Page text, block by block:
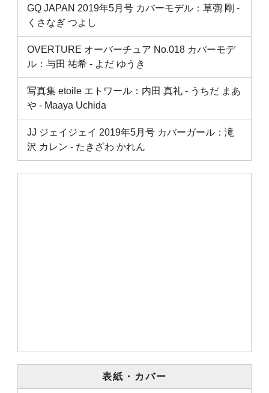
GQ JAPAN 2019年5月号 カバーモデル：草彅 剛 ‐
くさなぎ つよし
OVERTURE オーバーチュア No.018 カバーモデ
ル：与田 祐希 ‐ よだ ゆうき
写真集 etoile エトワール：内田 真礼 ‐ うちだ まあ
や ‐ Maaya Uchida
JJ ジェイジェイ 2019年5月号 カバーガール：滝
沢 カレン ‐ たきざわ かれん
表紙・カバー